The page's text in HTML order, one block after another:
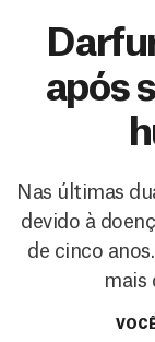
após
Nas últimas
devido à
de cinco
mais